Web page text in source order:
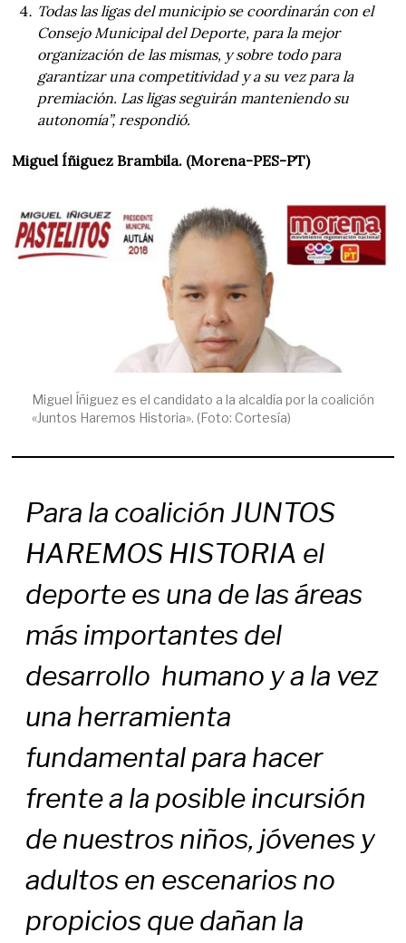
Todas las ligas del municipio se coordinarán con el
Consejo Municipal del Deporte, para la mejor
organización de las mismas, y sobre todo para
garantizar una competitividad y a su vez para la
premiación. Las ligas seguirán manteniendo su
autonomía”, respondió.
Miguel Íñiguez Brambila. (Morena-PES-PT)
Miguel Íñiguez es el candidato a la alcaldía por la coalición
«Juntos Haremos Historia». (Foto: Cortesía)
Para la coalición JUNTOS
HAREMOS HISTORIA el
deporte es una de las áreas
más importantes del
desarrollo humano y a la vez
una herramienta
fundamental para hacer
frente a la posible incursión
de nuestros niños, jóvenes y
adultos en escenarios no
propicios que dañan la